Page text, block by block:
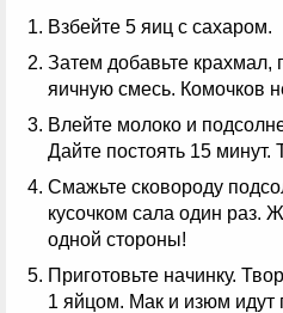
Взбейте 5 яиц с сахаром.
Затем добавьте
яичную смесь. Комочков
Влейте молоко и
Дайте постоять 15 минут.
Смажьте сковороду
кусочком сала один раз.
одной стороны!
Приготовьте начинку.
1 яйцом. Мак и изюм идут